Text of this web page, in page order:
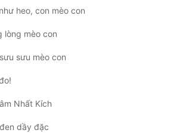
heo, con mèo con
lòng mèo con
sưu mèo con
Nhất Kích
dầy đặc